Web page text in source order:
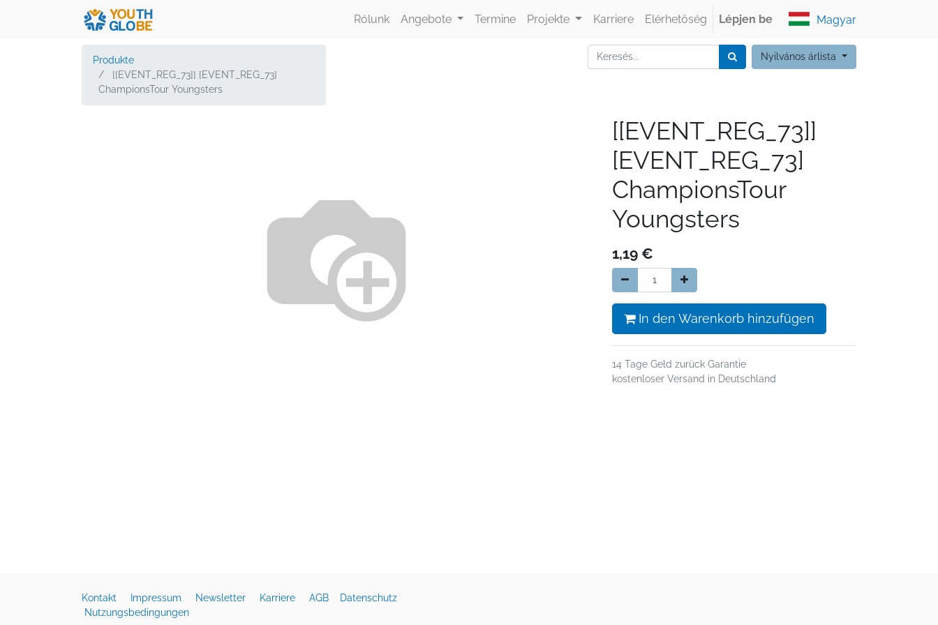
Rólunk Angebote Termine Projekte Karriere Elérhetőség Lépjen be Magyar
Produkte
[[EVENT_REG_73]] [EVENT_REG_73]
ChampionsTour Youngsters
Nyilvános árlista
[[EVENT_REG_73]]
[EVENT_REG_73]
ChampionsTour
Youngsters
1,19 €
In den Warenkorb hinzufügen
14 Tage Geld zurück Garantie
kostenloser Versand in Deutschland
Kontakt Impressum Newsletter Karriere AGB
Datenschutz
Nutzungsbedingungen